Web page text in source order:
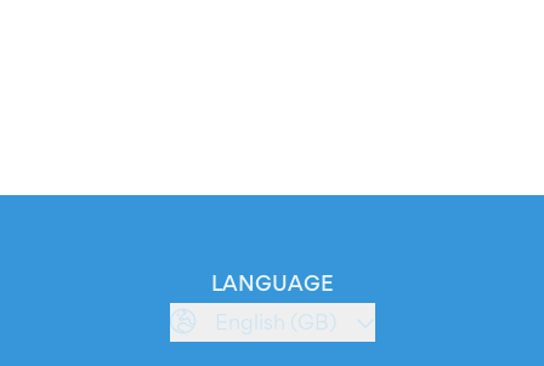
LANGUAGE
English (GB)